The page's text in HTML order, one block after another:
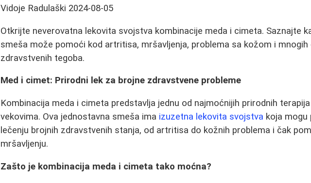
Vidoje Radulaški 2024-08-05
Otkrijte neverovatna lekovita svojstva kombinacije meda i cimeta. Saznajte
smeša može pomoći kod artritisa, mršavljenja, problema sa kožom i mnogih
zdravstvenih tegoba.
Med i cimet: Prirodni lek za brojne zdravstvene probleme
Kombinacija meda i cimeta predstavlja jednu od najmoćnijih prirodnih
vekovima. Ova jednostavna smeša ima izuzetna lekovita svojstva koja mogu
lečenju brojnih zdravstvenih stanja, od artritisa do kožnih problema i čak
mršavljenju.
Zašto je kombinacija meda i cimeta tako moćna?